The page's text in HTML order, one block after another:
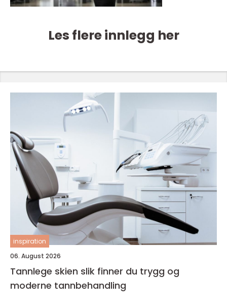
Les flere innlegg her
inspiration
06. August 2026
Tannlege skien slik finner du trygg og
moderne tannbehandling